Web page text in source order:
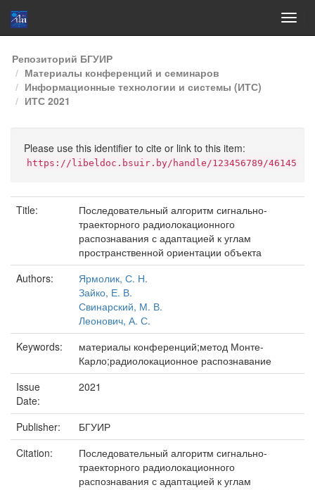
Skip
navigation
Репозиторий БГУИР
Материалы конференций и семинаров
Информационные технологии и системы (ИТС)
ИТС 2021
Please use this identifier to cite or link to this item:
https://libeldoc.bsuir.by/handle/123456789/46145
Title:
Последовательный алгоритм сигнально-
траекторного радиолокационного
распознавания с адаптацией к углам
пространственной ориентации объекта
Authors:
Ярмолик, С. Н.
Зайко, Е. В.
Свинарский, М. В.
Леонович, А. С.
Keywords:
материалы конференций;метод Монте-
Карло;радиолокационное распознавание
Issue
Date:
2021
Publisher:
БГУИР
Citation:
Последовательный алгоритм сигнально-
траекторного радиолокационного
распознавания с адаптацией к углам